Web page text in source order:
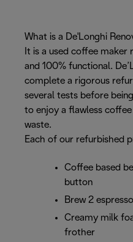
What is a De'Longhi
It is a used coffee
and 100% functional.
complete a rigorous
several tests before
to enjoy a flawless
waste.
Each of our refurbished
Coffee based
button
Brew 2
Creamy milk
frother